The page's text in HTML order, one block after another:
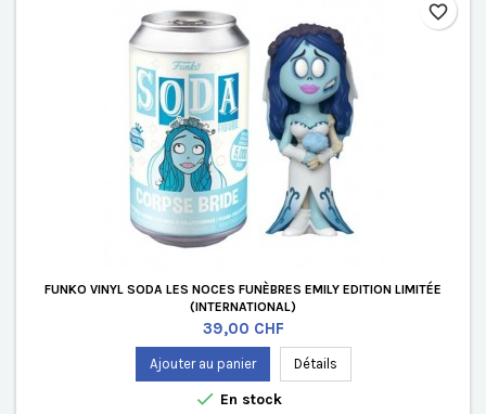
FUNKO VINYL SODA LES NOCES FUNÈBRES EMILY EDITION LIMITÉE
(INTERNATIONAL)
Prix
39,00 CHF
Ajouter au panier Détails
 En stock
favorite_border